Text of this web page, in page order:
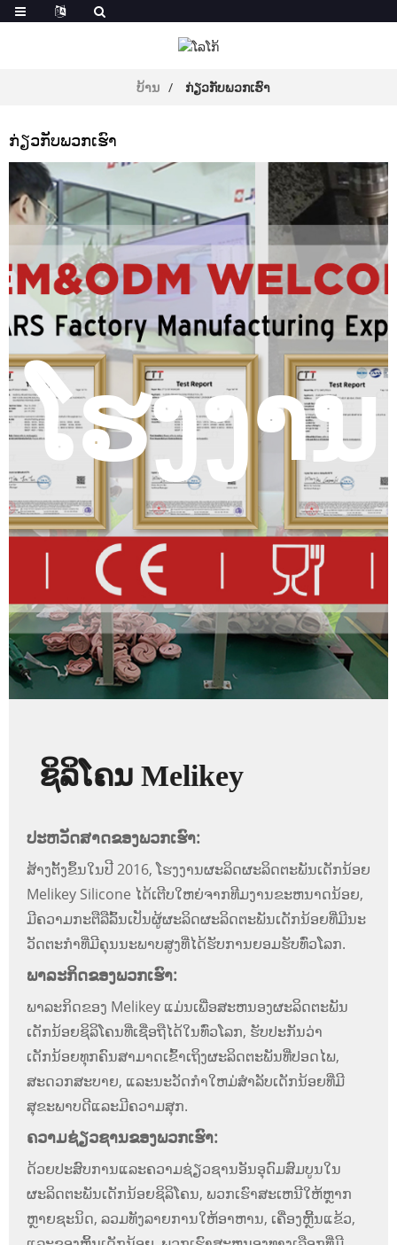
ບ້ານ ກ່ຽວກັບພວກເຮົາ
ກ່ຽວກັບພວກເຮົາ
ໂຮງງານ
ຊິລິໂຄນ Melikey
ປະຫວັດສາດຂອງພວກເຮົາ:
ສ້າງຕັ້ງຂຶ້ນໃນປີ 2016, ໂຮງງານຜະລິດຜະລິດຕະພັນເດັກນ້ອຍ
Melikey Silicone ໄດ້ເຕີບໃຫຍ່ຈາກທີມງານຂະຫນາດນ້ອຍ,
ມີຄວາມກະຕືລືລົ້ນເປັນຜູ້ຜະລິດຜະລິດຕະພັນເດັກນ້ອຍທີ່ມີນະ
ວັດຕະກໍາທີ່ມີຄຸນນະພາບສູງທີ່ໄດ້ຮັບການຍອມຮັບທົ່ວໂລກ.
ພາລະກິດຂອງພວກເຮົາ:
ພາລະກິດຂອງ Melikey ແມ່ນເພື່ອສະຫນອງຜະລິດຕະພັນ
ເດັກນ້ອຍຊິລິໂຄນທີ່ເຊື່ອຖືໄດ້ໃນທົ່ວໂລກ, ຮັບປະກັນວ່າ
ເດັກນ້ອຍທຸກຄົນສາມາດເຂົ້າເຖິງຜະລິດຕະພັນທີ່ປອດໄພ,
ສະດວກສະບາຍ, ແລະນະວັດກໍາໃຫມ່ສໍາລັບເດັກນ້ອຍທີ່ມີ
ສຸຂະພາບດີແລະມີຄວາມສຸກ.
ຄວາມຊ່ຽວຊານຂອງພວກເຮົາ:
ດ້ວຍປະສົບການແລະຄວາມຊ່ຽວຊານອັນອຸດົມສົມບູນໃນ
ຜະລິດຕະພັນເດັກນ້ອຍຊິລິໂຄນ, ພວກເຮົາສະເຫນີໃຫ້ຫຼາກ
ຫຼາຍຊະນິດ, ລວມທັງລາຍການໃຫ້ອາຫານ, ເຄື່ອງຫຼີ້ນແຂ້ວ,